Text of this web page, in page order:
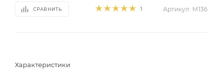
СРАВНИТЬ 1 Артикул: М136
Характеристики